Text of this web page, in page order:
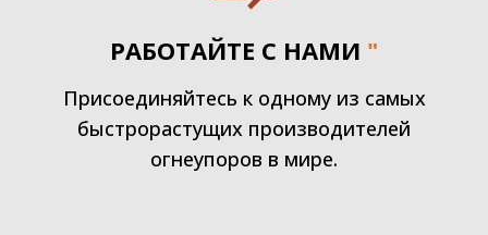
РАБОТАЙТЕ С НАМИ "
Присоединяйтесь к одному из самых
быстрорастущих производителей
огнеупоров в мире.